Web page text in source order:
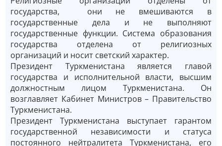
государства, они не вмешиваются в
государственные дела и не выполняют
государственные функции. Система образования
государства отделена от религиозных
организаций и носит светский характер.
Президент Туркменистана является главой
государства и исполнительной власти, высшим
должностным лицом Туркменистана. Он
возглавляет Кабинет Министров – Правительство
Туркменистана.
Президент Туркменистана выступает гарантом
государственной независимости и статуса
постоянного нейтралитета Туркменистана, его